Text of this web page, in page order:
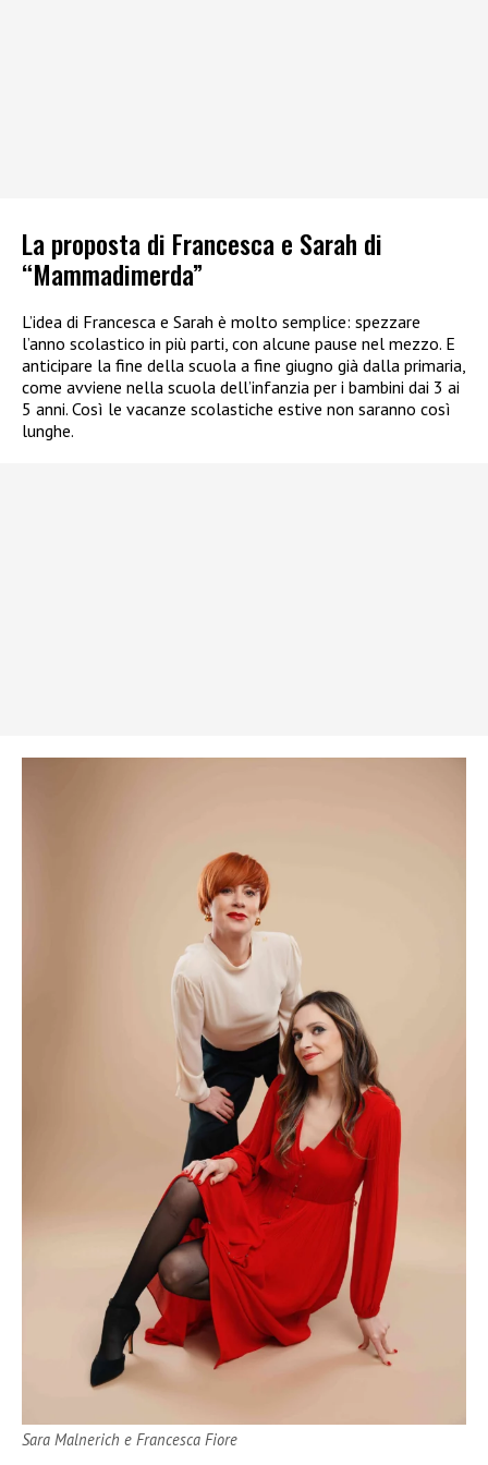
La proposta di Francesca e Sarah di
“Mammadimerda”
L’idea di Francesca e Sarah è molto semplice: spezzare
l’anno scolastico in più parti, con alcune pause nel mezzo. E
anticipare la fine della scuola a fine giugno già dalla primaria,
come avviene nella scuola dell’infanzia per i bambini dai 3 ai
5 anni. Così le vacanze scolastiche estive non saranno così
lunghe.
Sara Malnerich e Francesca Fiore